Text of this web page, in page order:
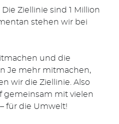
Die Ziellinie sind 1 Million
stehen wir bei
und die
Je mehr mitmachen,
wir die Ziellinie. Also
gemeinsam mit vielen
für die Umwelt!